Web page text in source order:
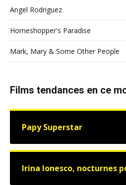
Angel Rodriguez
Homeshopper's Paradise
Mark, Mary & Some Other People
Films tendances en ce
Papy Superstar
Irina Ionesco, nocturnes